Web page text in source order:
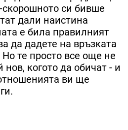
си бивше
дали наистина
е била правилният
да дадете на връзката
те просто все още не
когото да обичат - и
ви ще